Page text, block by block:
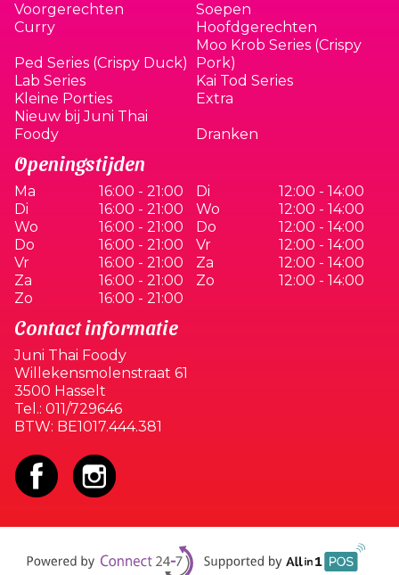
Voorgerechten
Soepen
Curry
Hoofdgerechten
Ped Series (Crispy Duck)
Moo Krob Series (Crispy
Pork)
Lab Series
Kai Tod Series
Kleine Porties
Extra
Nieuw bij Juni Thai
Foody
Dranken
Openingstijden
Ma 16:00 - 21:00 Di
12:00 - 14:00
Di
16:00 - 21:00 Wo
12:00 - 14:00
Wo
16:00 - 21:00 Do
12:00 - 14:00
Do
16:00 - 21:00 Vr
12:00 - 14:00
Vr
16:00 - 21:00 Za
12:00 - 14:00
Za
16:00 - 21:00 Zo
12:00 - 14:00
Zo
16:00 - 21:00
Contact informatie
Juni Thai Foody
Willekensmolenstraat 61
3500 Hasselt
Tel.: 011/729646
BTW: BE1017.444.381
Powered by Connect24-7